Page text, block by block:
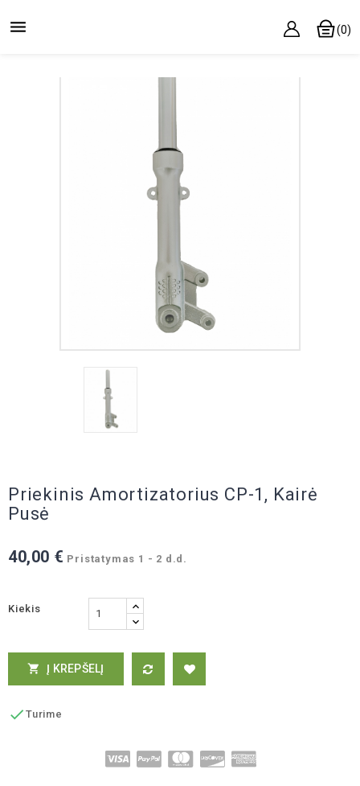
 (0)
Priekinis Amortizatorius CP-1, Kairė
Pusė
40,00 € Pristatymas 1 - 2 d.d.
Kiekis
 Į KREPŠELĮ
 Turime